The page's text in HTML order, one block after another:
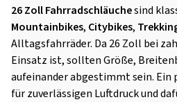
26 Zoll Fahrradschläuchesind
Mountainbikes, Citybikes,
Alltagsfahrräder. Da 26 Zoll bei
Einsatz ist, sollten Größe,
aufeinander abgestimmt sein. Ein
für zuverlässigen Luftdruck und